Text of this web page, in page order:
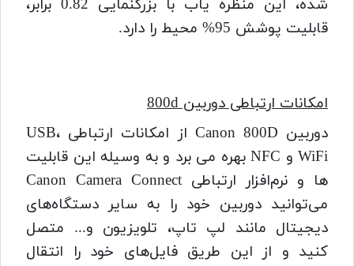
شده، این منظره یاب با بزرگنمایی 0.82 برابر،
قابلیت پوشش 95% محیط را دارد.
امکانات ارتباطی دوربین 800d
دوربین Canon 800D از امکانات ارتباطی USB،
WiFi و NFC بهره می برد و به‌ وسیله این قابلیت
ها و نرم‌افزار ارتباطی Canon Camera Connect
می‌توانید دوربین خود را به سایر دستگاه‌های
دیجیتال مانند لپ تاپ، تلویزیون و... متصل
کنید و از این طریق فایل‌های خود را انتقال